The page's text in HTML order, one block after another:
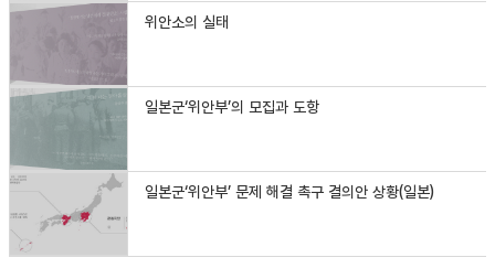
위안소의 실태
일본군‘위안부’의 모집과 도항
일본군‘위안부’ 문제 해결 촉구 결의안 상황(일본)